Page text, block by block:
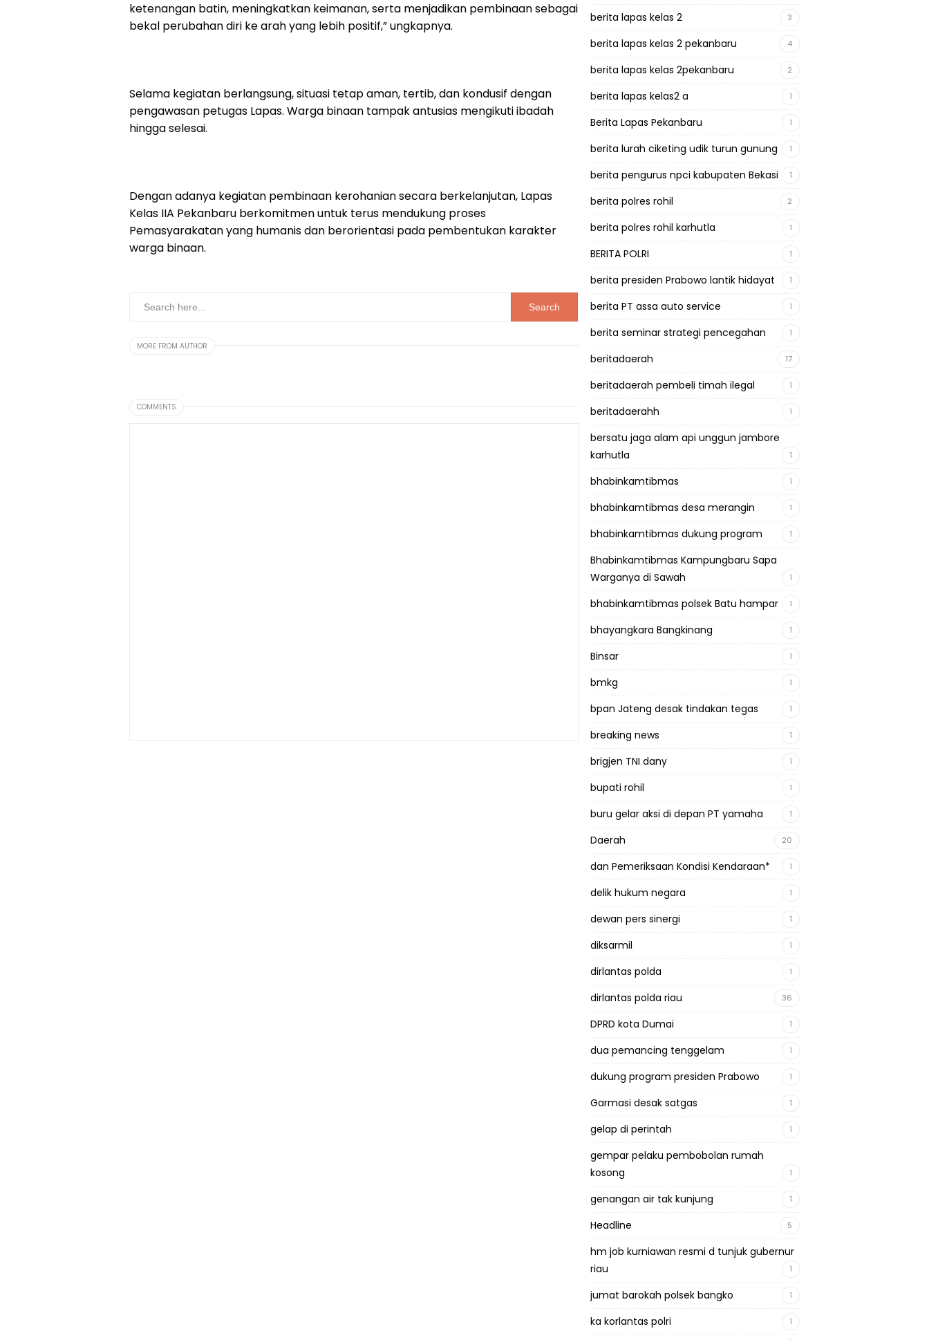
ketenangan batin, meningkatkan keimanan, serta menjadikan pembinaan sebagai
bekal perubahan diri ke arah yang lebih positif,” ungkapnya.
Selama kegiatan berlangsung, situasi tetap aman, tertib, dan kondusif dengan
pengawasan petugas Lapas. Warga binaan tampak antusias mengikuti ibadah
hingga selesai.
Dengan adanya kegiatan pembinaan kerohanian secara berkelanjutan, Lapas
Kelas IIA Pekanbaru berkomitmen untuk terus mendukung proses
Pemasyarakatan yang humanis dan berorientasi pada pembentukan karakter
warga binaan.
MORE FROM AUTHOR
COMMENTS
berita lapas kelas 2 3
berita lapas kelas 2 pekanbaru 4
berita lapas kelas 2pekanbaru 2
berita lapas kelas2 a 1
Berita Lapas Pekanbaru 1
berita lurah ciketing udik turun gunung 1
berita pengurus npci kabupaten Bekasi 1
berita polres rohil 2
berita polres rohil karhutla 1
BERITA POLRI 1
berita presiden Prabowo lantik hidayat 1
berita PT assa auto service 1
berita seminar strategi pencegahan 1
beritadaerah 17
beritadaerah pembeli timah ilegal 1
beritadaerahh 1
bersatu jaga alam api unggun jambore
karhutla
1
bhabinkamtibmas 1
bhabinkamtibmas desa merangin 1
bhabinkamtibmas dukung program 1
Bhabinkamtibmas Kampungbaru Sapa
Warganya di Sawah
1
bhabinkamtibmas polsek Batu hampar 1
bhayangkara Bangkinang 1
Binsar 1
bmkg 1
bpan Jateng desak tindakan tegas 1
breaking news 1
brigjen TNI dany 1
bupati rohil 1
buru gelar aksi di depan PT yamaha 1
Daerah 20
dan Pemeriksaan Kondisi Kendaraan* 1
delik hukum negara 1
dewan pers sinergi 1
diksarmil 1
dirlantas polda 1
dirlantas polda riau 36
DPRD kota Dumai 1
dua pemancing tenggelam 1
dukung program presiden Prabowo 1
Garmasi desak satgas 1
gelap di perintah 1
gempar pelaku pembobolan rumah
kosong
1
genangan air tak kunjung 1
Headline 5
hm job kurniawan resmi d tunjuk gubernur
riau
1
jumat barokah polsek bangko 1
ka korlantas polri 1